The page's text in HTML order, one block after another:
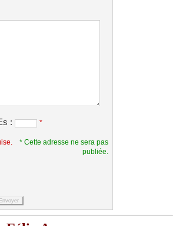
: *
* Cette adresse ne sera pas
publiée.